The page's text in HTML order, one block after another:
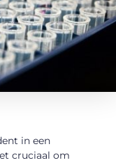
in een
cruciaal om